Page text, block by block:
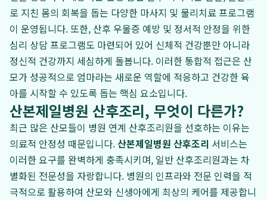
로 지친 몸의 회복을 돕는 다양한 마사지 및 물리치료 프로그램
이 운영됩니다. 또한, 산후 우울증 예방 및 정서적 안정을 위한
심리 상담 프로그램도 마련되어 있어 신체적 건강뿐만 아니라
정신적 건강까지 세심하게 돌봅니다. 이러한 통합적 접근은 산
모가 성공적으로 엄마라는 새로운 역할에 적응하고 건강한 육
아를 시작할 수 있도록 돕는 핵심 요소입니다.
산본제일병원 산후조리, 무엇이 다른가?
최근 많은 산모들이 병원 연계 산후조리원을 선호하는 이유는
의료적 안정성 때문입니다.산본제일병원 산후조리 서비스는
이러한 요구를 완벽하게 충족시키며, 일반 산후조리원과는 차
별화된 전문성을 자랑합니다. 병원의 인프라와 전문 인력을 적
극적으로 활용하여 산모와 신생아에게 최상의 케어를 제공합니